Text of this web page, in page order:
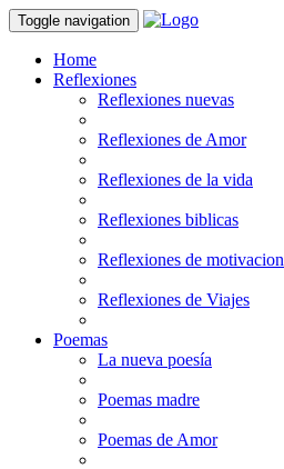
Toggle navigation
Home
Reflexiones
Reflexiones nuevas
Reflexiones de Amor
Reflexiones de la vida
Reflexiones biblicas
Reflexiones de motivacion
Reflexiones de Viajes
Poemas
La nueva poesía
Poemas madre
Poemas de Amor